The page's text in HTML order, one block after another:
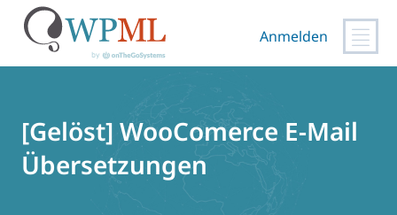
Anmelden
[Gelöst] WooComerce E-Mail
Übersetzungen